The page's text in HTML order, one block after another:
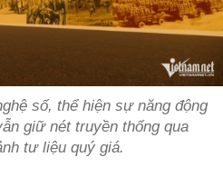
số, thể hiện sự năng động
giữ nét truyền thống qua
tư liệu quý giá.